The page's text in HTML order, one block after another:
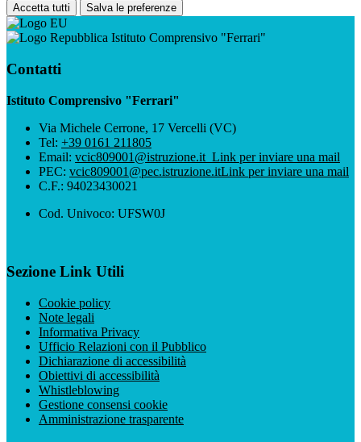
Accetta tutti Salva le preferenze
Istituto Comprensivo "Ferrari"
Contatti
Istituto Comprensivo "Ferrari"
Via Michele Cerrone, 17 Vercelli (VC)
Tel: +39 0161 211805
Email: vcic809001@istruzione.it Link per inviare una mail
PEC: vcic809001@pec.istruzione.itLink per inviare una mail
C.F.: 94023430021
Cod. Univoco: UFSW0J
Sezione Link Utili
Cookie policy
Note legali
Informativa Privacy
Ufficio Relazioni con il Pubblico
Dichiarazione di accessibilità
Obiettivi di accessibilità
Whistleblowing
Gestione consensi cookie
Amministrazione trasparente